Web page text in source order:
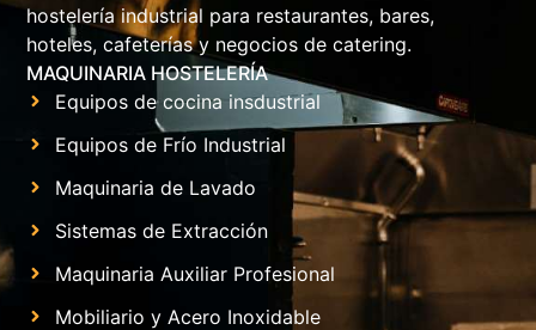
hostelería industrial para restaurantes, bares,
hoteles, cafeterías y negocios de catering.
MAQUINARIA HOSTELERÍA
Equipos de cocina insdustrial
Equipos de Frío Industrial
Maquinaria de Lavado
Sistemas de Extracción
Maquinaria Auxiliar Profesional
Mobiliario y Acero Inoxidable